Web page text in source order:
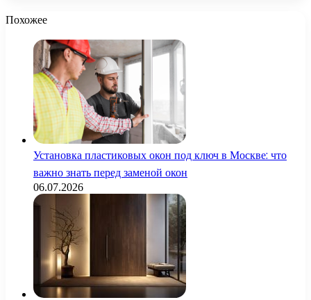
Похожее
Установка пластиковых окон под ключ в Москве: что
важно знать перед заменой окон
06.07.2026